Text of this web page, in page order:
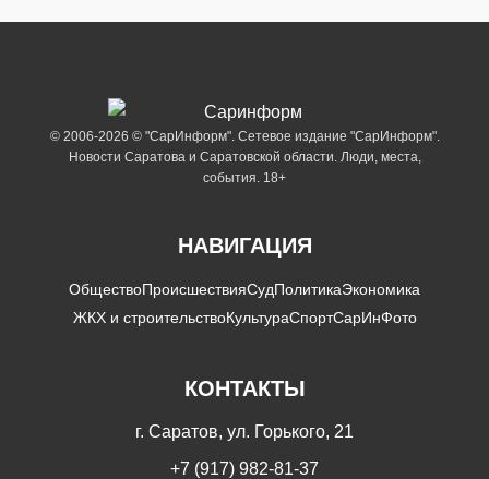
© 2006-2026 © "СарИнформ". Сетевое издание "СарИнформ".
Новости Саратова и Саратовской области. Люди, места,
события. 18+
НАВИГАЦИЯ
ОбществоПроисшествияСудПолитикаЭкономика
ЖКХ и строительствоКультураСпортСарИнФото
КОНТАКТЫ
г. Саратов, ул. Горького, 21
+7 (917) 982-81-37